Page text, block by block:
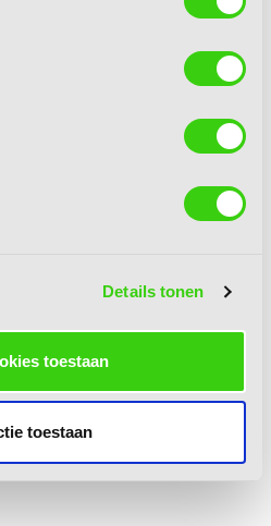
Details tonen
toestaan
toestaan